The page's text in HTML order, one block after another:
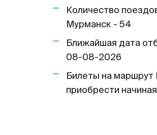
Количество
Мурманск - 54
Ближайшая дата
08-08-2026
Билеты на
приобрести